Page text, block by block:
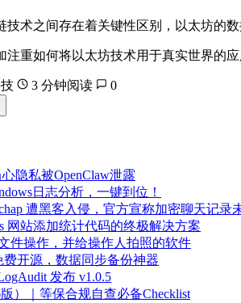
技术之间存在着关键性区别，以太坊的
重如何将以太坊技术用于真实世界的
3 分钟阅读 0
隐私被OpenClaw泄露
日志分析，一键到位！
遭黑客入侵，官方宣称加密聊天记录
网站添加统计代码的终极解决方案
件操作，并给操作人拍照的软件
费开源，数据同步备份神器
发布 v1.0.5
）｜等保合规自查必备Checklist